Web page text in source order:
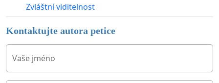
Zvláštní viditelnost
Kontaktujte autora petice
Vaše jméno